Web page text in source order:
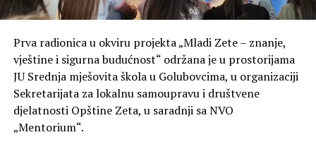
Prva radionica u okviru projekta „Mladi Zete – znanje,
vještine i sigurna budućnost“ održana je u prostorijama
JU Srednja mješovita škola u Golubovcima, u organizaciji
Sekretarijata za lokalnu samoupravu i društvene
djelatnosti Opštine Zeta, u saradnji sa NVO
„Mentorium“.